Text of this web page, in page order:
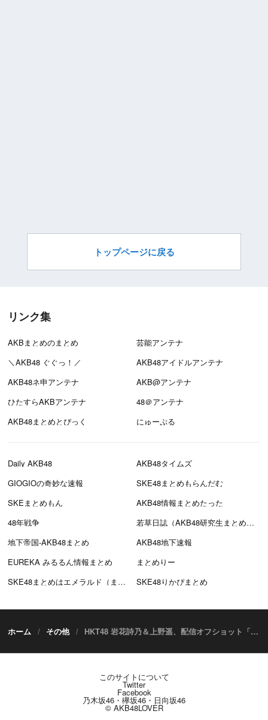
トップページに戻る
リンク集
AKBまとめのまとめ
芸能アンテナ
＼AKB48 ぐぐっ！／
AKB48アイドルアンテナ
AKB48ネ申アンテナ
AKB@アンテナ
ひたすらAKBアンテナ
48＠アンテナ
AKB48まとめとぴっく
にゅーぷる
Daily AKB48
AKB48タイムズ
GIOGIOの奇妙な速報
SKE48まとめもらんだむ
SKEまとめもん
AKB48情報まとめたった
48年戦争
若草日誌（AKB48研究生まとめブログ）
地下帝国-AKB48まとめ
AKB48地下速報
EUREKA みるるん情報まとめ
まとめりー
SKE48まとめはエメラルド（まとえめ）
SKE48りかぴまとめ
ホーム その他 HKT48 岩花詩乃＆上野遥、配信オフショット「HKT48のヨカ×ヨカ！！」
このサイトについて
Twitter
Facebook
乃木坂46・欅坂46・日向坂46
© AKB48LOVER